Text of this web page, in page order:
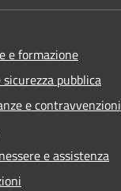
e formazione
pubblica
e contravvenzioni
e assistenza